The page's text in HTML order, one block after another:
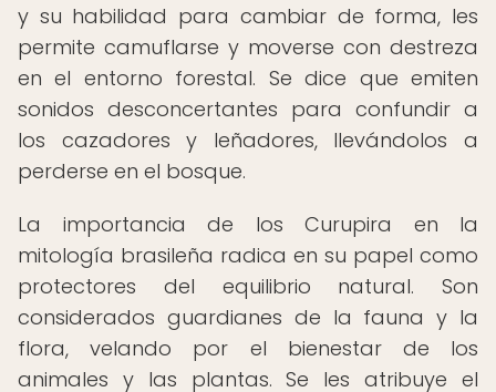
y su habilidad para cambiar de forma, les
permite camuflarse y moverse con destreza
en el entorno forestal. Se dice que emiten
sonidos desconcertantes para confundir a
los cazadores y leñadores, llevándolos a
perderse en el bosque.
La importancia de los Curupira en la
mitología brasileña radica en su papel como
protectores del equilibrio natural. Son
considerados guardianes de la fauna y la
flora, velando por el bienestar de los
animales y las plantas. Se les atribuye el